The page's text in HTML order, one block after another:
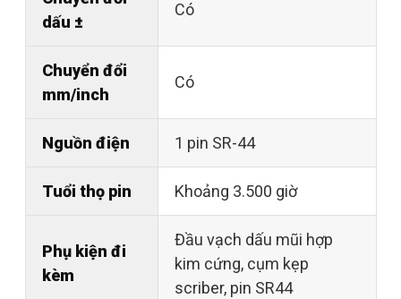
dấu ±
Có
Chuyển đổi
mm/inch
Có
Nguồn điện 1 pin SR-44
Tuổi thọ pin Khoảng 3.500 giờ
Phụ kiện đi
kèm
Đầu vạch dấu mũi hợp
kim cứng, cụm kẹp
scriber, pin SR44